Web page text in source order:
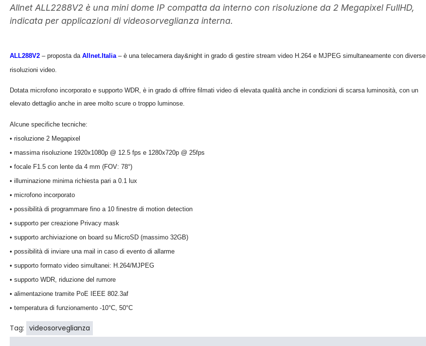
Allnet ALL2288V2 è una mini dome IP compatta da interno con risoluzione da 2 Megapixel FullHD,
indicata per applicazioni di videosorveglianza interna.
ALL288V2 – proposta da Allnet.Italia – è una telecamera day&night in grado di gestire stream video H.264 e MJPEG simultaneamente con diverse
risoluzioni video.
Dotata microfono incorporato e supporto WDR, è in grado di offrire filmati video di elevata qualità anche in condizioni di scarsa luminosità, con un
elevato dettaglio anche in aree molto scure o troppo luminose.
Alcune specifiche tecniche:
• risoluzione 2 Megapixel
• massima risoluzione 1920x1080p @ 12.5 fps e 1280x720p @ 25fps
• focale F1.5 con lente da 4 mm (FOV: 78°)
• i lluminazione minima richiesta pari a 0.1 lux
• microfono incorporato
• possibilità di programmare fino a 10 finestre di motion detection
• supporto per creazione Privacy mask
• supporto archiviazione on board su MicroSD (massimo 32GB)
• possibilità di inviare una mail in caso di evento di allarme
• supporto formato video simultanei: H.264/MJPEG
• supporto WDR, riduzione del rumore
• alimentazione tramite PoE IEEE 802.3af
• temperatura di funzionamento -10°C, 50°C
Tag: videosorveglianza